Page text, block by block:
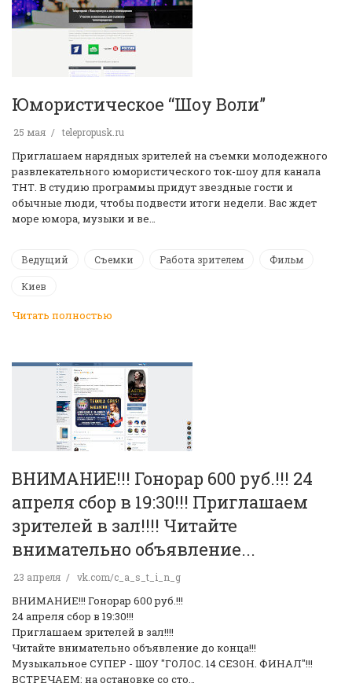
Юмористическое “Шоу Воли”
25 мая telepropusk.ru
Приглашаем нарядных зрителей на съемки молодежного
развлекательного юмористического ток-шоу для канала
ТНТ. В студию программы придут звездные гости и
обычные люди, чтобы подвести итоги недели. Вас ждет
море юмора, музыки и ве…
Ведущий Съемки Работа зрителем Фильм
Киев
Читать полностью
ВНИМАНИЕ!!! Гонорар 600 руб.!!! 24
апреля сбор в 19:30!!! Приглашаем
зрителей в зал!!!! Читайте
внимательно объявление...
23 апреля vk.com/c_a_s_t_i_n_g
ВНИМАНИЕ!!! Гонорар 600 руб.!!!
24 апреля сбор в 19:30!!!
Приглашаем зрителей в зал!!!!
Читайте внимательно объявление до конца!!!
Музыкальное СУПЕР - ШОУ "ГОЛОС. 14 СЕЗОН. ФИНАЛ"!!!
ВСТРЕЧАЕМ: на остановке со сто…